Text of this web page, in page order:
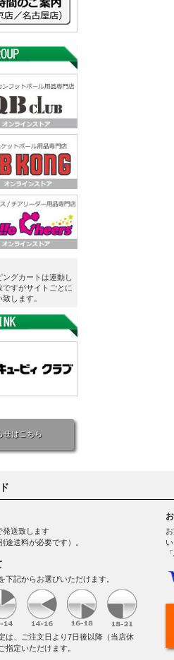
グカートは連動し
すがサイトごとに
します。
せはこちら
発送致します
途送料が必要です）。
下記からお選びいただけます。
は、ご注文日より7日後以降（当店休
指定いただけます。